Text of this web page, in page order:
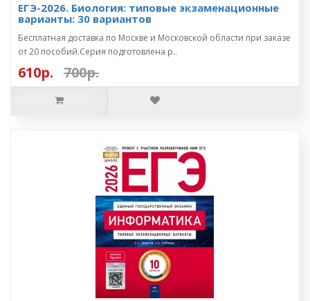
ЕГЭ-2026. Биология: типовые экзаменационные
варианты: 30 вариантов
Бесплатная доставка по Москве и Московской области при заказе
от 20 пособий.Серия подготовлена р..
610р. 700р.